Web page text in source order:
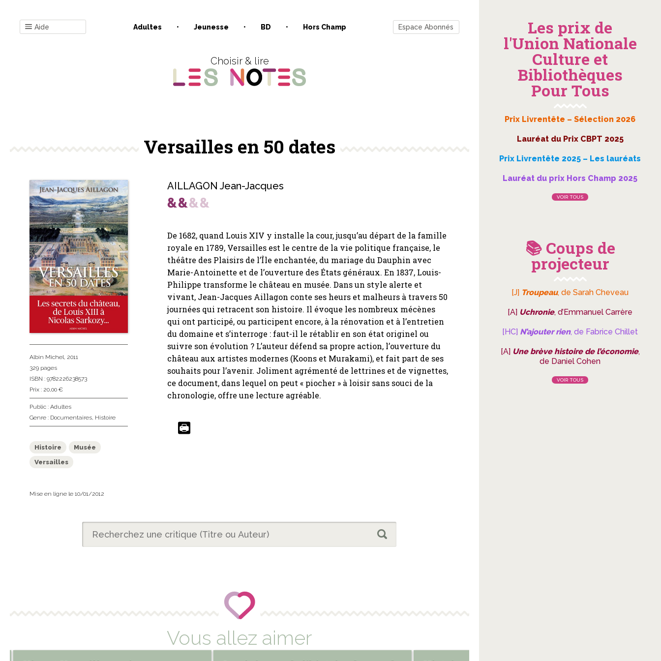
Aide Adultes Jeunesse BD Hors Champ Espace Abonnés
Choisir & lire
Versailles en 50 dates
AILLAGON Jean-Jacques
De 1682, quand Louis XIV y installe la cour, jusqu’au départ de la famille
royale en 1789, Versailles est le centre de la vie politique française, le
théâtre des Plaisirs de l’Île enchantée, du mariage du Dauphin avec
Marie-Antoinette et de l’ouverture des États généraux. En 1837, Louis-
Philippe transforme le château en musée. Dans un style alerte et
vivant, Jean-Jacques Aillagon conte ses heurs et malheurs à travers 50
journées qui retracent son histoire. Il évoque les nombreux mécènes
qui ont participé, ou participent encore, à la rénovation et à l’entretien
du domaine et s’interroge : faut-il le rétablir en son état originel ou
suivre son évolution ? L’auteur défend sa propre action, l’ouverture du
château aux artistes modernes (Koons et Murakami), et fait part de ses
souhaits pour l’avenir. Joliment agrémenté de lettrines et de vignettes,
ce document, dans lequel on peut « piocher » à loisir sans souci de la
chronologie, offre une lecture agréable.
Albin Michel , 2011
329 pages
ISBN : 9782226238573
Prix : 20,00 €
Public : Adultes
Genre : Documentaires Histoire
Histoire
Musée
Versailles
Mise en ligne le 10/01/2012
Vous allez aimer
Les prix de
l'Union Nationale
Culture et
Bibliothèques
Pour Tous
Prix Livrentête – Sélection 2026
Lauréat du Prix CBPT 2025
Prix Livrentête 2025 – Les lauréats
Lauréat du prix Hors Champ 2025
VOIR TOUS
📚 Coups de
projecteur
[J] Troupeau, de Sarah Cheveau
[A] Uchronie, d’Emmanuel Carrère
[HC] N’ajouter rien, de Fabrice Chillet
[A] Une brève histoire de l’économie,
de Daniel Cohen
VOIR TOUS